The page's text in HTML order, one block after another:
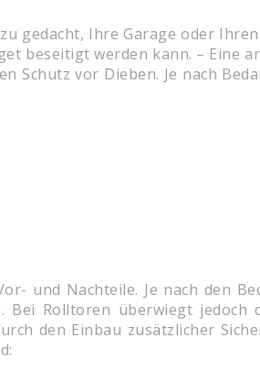
gedacht, Ihre Garage oder
beseitigt werden kann. – Eine
Schutz vor Dieben. Je nach
und Nachteile. Je nach den
Rolltoren überwiegt
den Einbau zusätzlicher